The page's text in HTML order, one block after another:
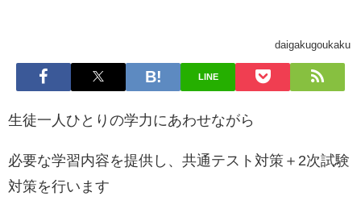
daigakugoukaku
LINE
生徒一人ひとりの学力にあわせながら
必要な学習内容を提供し、共通テスト対策＋2次試験
対策を行います